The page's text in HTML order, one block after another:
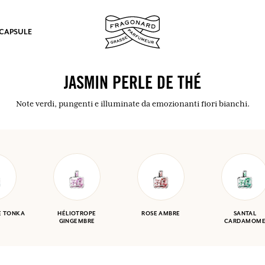
COLLEGARSI
JASMIN PERLE DE THÉ
Note verdi, pungenti e illuminate da emozionanti fiori bianchi.
TONKA
HÉLIOTROPE
GINGEMBRE
ROSE AMBRE
SANTAL
CARDAMOME